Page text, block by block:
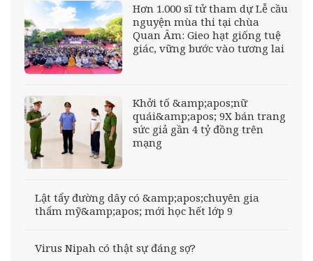
Hơn 1.000 sĩ tử tham dự Lễ cầu
nguyện mùa thi tại chùa
Quan Âm: Gieo hạt giống tuệ
giác, vững bước vào tương lai
Khởi tố &amp;apos;nữ
quái&amp;apos; 9X bán trang
sức giả gần 4 tỷ đồng trên
mạng
Lật tẩy đường dây có &amp;apos;chuyên gia
thẩm mỹ&amp;apos; mới học hết lớp 9
Virus Nipah có thật sự đáng sợ?